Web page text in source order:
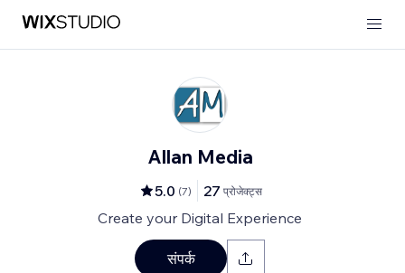
Allan Media
5.0 (7) 27 प्रोजेक्ट्स
Create your Digital Experience
संपर्क